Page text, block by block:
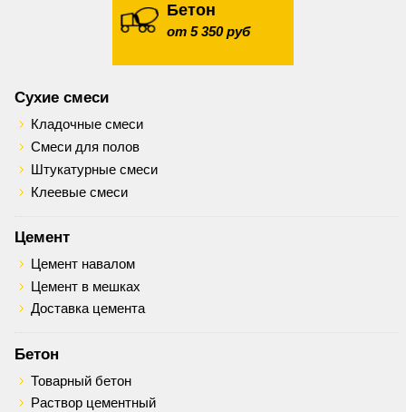
Бетон
от 5 350 руб
Сухие смеси
Кладочные смеси
Смеси для полов
Штукатурные смеси
Клеевые смеси
Цемент
Цемент навалом
Цемент в мешках
Доставка цемента
Бетон
Товарный бетон
Раствор цементный